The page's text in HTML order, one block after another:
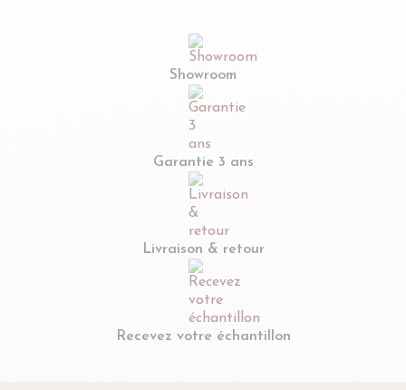
Showroom
Garantie 3 ans
Livraison & retour
Recevez votre échantillon